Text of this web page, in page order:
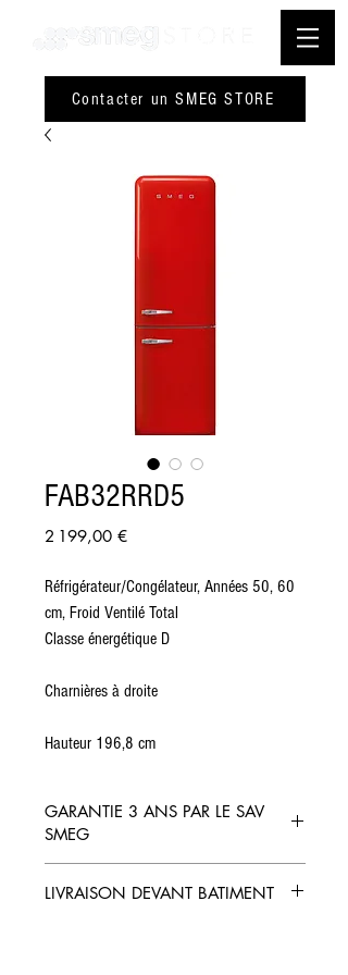
Contacter un SMEG STORE
FAB32RRD5
2 199,00 €Prix
Réfrigérateur/Congélateur, Années 50, 60
cm, Froid Ventilé Total
Classe énergétique D
Charnières à droite
Hauteur 196,8 cm
GARANTIE 3 ANS PAR LE SAV
SMEG
LIVRAISON DEVANT BATIMENT